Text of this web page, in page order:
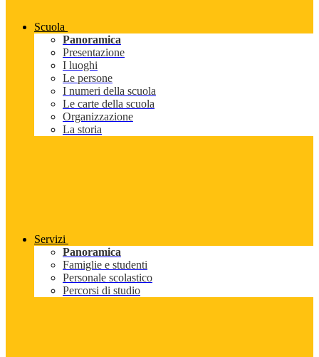
Scuola
Panoramica
Presentazione
I luoghi
Le persone
I numeri della scuola
Le carte della scuola
Organizzazione
La storia
Servizi
Panoramica
Famiglie e studenti
Personale scolastico
Percorsi di studio